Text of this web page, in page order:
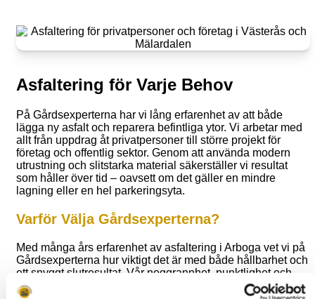
Asfaltering för Varje Behov
På Gårdsexperterna har vi lång erfarenhet av att både
lägga ny asfalt och reparera befintliga ytor. Vi arbetar med
allt från uppdrag åt privatpersoner till större projekt för
företag och offentlig sektor. Genom att använda modern
utrustning och slitstarka material säkerställer vi resultat
som håller över tid – oavsett om det gäller en mindre
lagning eller en hel parkeringsyta.
Varför Välja Gårdsexperterna?
Med många års erfarenhet av asfaltering i Arboga vet vi på
Gårdsexperterna hur viktigt det är med både hållbarhet och
ett snyggt slutresultat. Vår noggrannhet, punktlighet och
förmåga att anpassa oss efter varje kunds behov gör oss till